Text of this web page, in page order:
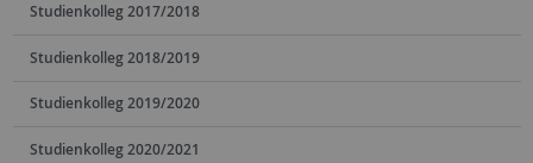
Studienkolleg 2017/2018
Studienkolleg 2018/2019
Studienkolleg 2019/2020
Studienkolleg 2020/2021